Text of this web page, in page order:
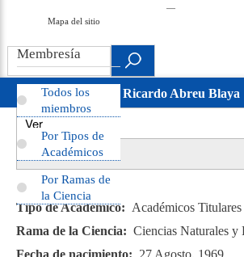
sitio
—
Mapa del sitio
.
Search
Ricardo Abreu Blaya
Primary
tabs
Ver
activa)
Revisiones
Tipo de Académico
Académicos Titulares
Rama de la Ciencia
Ciencias Naturales y
Membresía
Todos los
miembros
Por Tipos de
Académicos
Por Ramas de
la Ciencia